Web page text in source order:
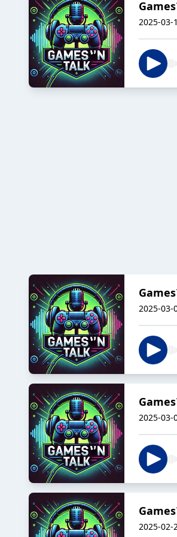
2025-03-
2025-03-
2025-03-
2025-02-